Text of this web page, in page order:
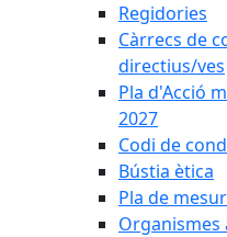
Regidories
Càrrecs de
directius/ves
Pla d'Acció
2027
Codi de
Bústia ètica
Pla de